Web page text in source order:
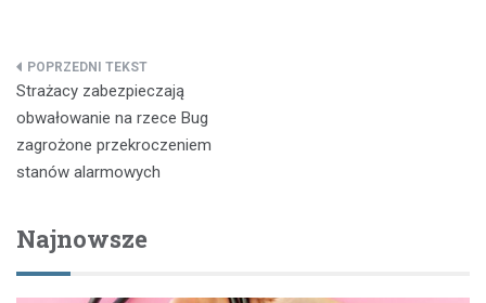
Nawigacja
wpisu
Strażacy zabezpieczają
obwałowanie na rzece Bug
zagrożone przekroczeniem
stanów alarmowych
Najnowsze